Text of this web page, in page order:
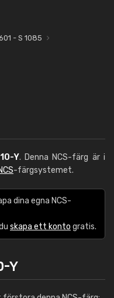
- S 1085
Y. Denna NCS-färg är i
-färgsystemet.
dina egna NCS-
skapa ett konto gratis.
Y